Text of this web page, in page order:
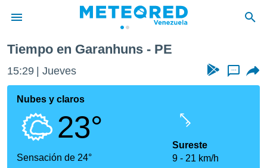
de
ha
calidad.
a este
Tiempo en Garanhuns - PE
15:29 Jueves ...
Nubes y claros
23°
Sensación de 24°
Sureste
9
21 km/h